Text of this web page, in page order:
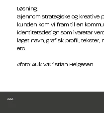
Løsning:
Gjennom strategiske og kreative
kunden kom vi fram til en
identitetsdesign som ivaretar
laget navn, grafisk profil,
etc.
//foto: Auk v/Kristian Helgesen